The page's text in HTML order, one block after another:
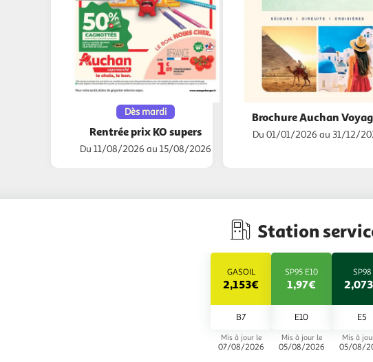
Dès mardi
Rentrée prix KO supers
Du 11/08/2026 au 15/08/2026
Brochure Auchan
Du 01/01/2026 au 31/12/
Station
GASOIL
2,153€
B7
Mis à jour le
07/08/2026
SP95 E10
1,97€
E10
Mis à jour le
05/08/2026
SP98
E5
Mis à
05/08/